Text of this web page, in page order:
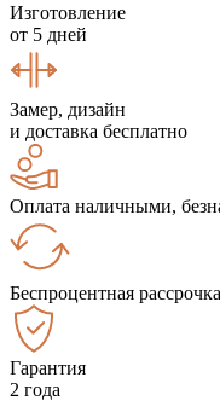
Изготовление
от 5 дней
Замер, дизайн
и доставка бесплатно
Оплата наличными,
Беспроцентная рассрочка
Гарантия
2 года